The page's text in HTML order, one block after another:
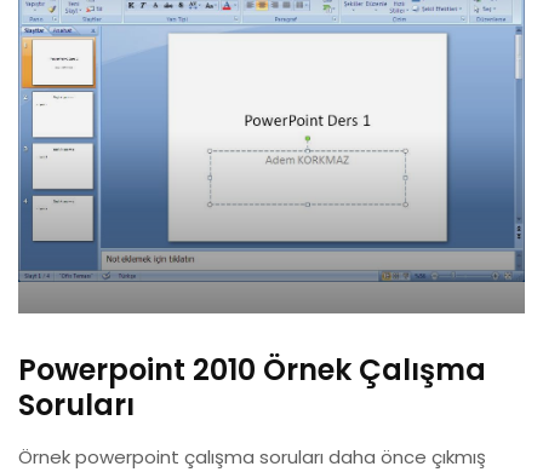
Powerpoint 2010 Örnek Çalışma
Soruları
Örnek powerpoint çalışma soruları daha önce çıkmış